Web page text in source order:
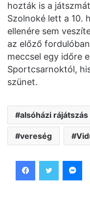
hozták is a
Szolnoké lett a 10.
ellenére sem
az előző
meccsel egy időre
Sportcsarnoktól,
szünet.
alsóházi rájátszás
vereség